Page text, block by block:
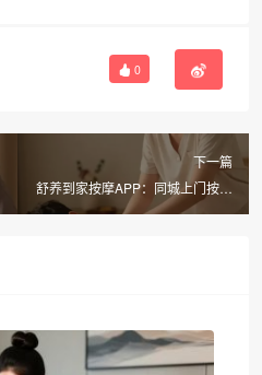
0
下一篇
舒养到家按摩APP：同城上门按摩
哪家强？如何选正规平台？